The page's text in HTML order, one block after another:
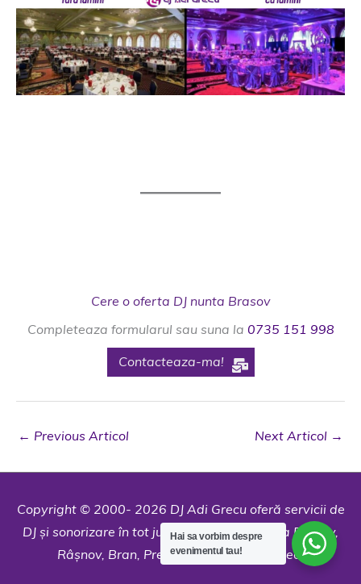
Cere o oferta DJ nunta Brasov
Completeaza formularul sau suna la 0735 151 998
Contacteaza-ma!
← Previous Articol Next Articol →
Copyright © 2000- 2026 DJ Adi Grecu oferă servicii de
DJ și sonorizare în tot județul: Brașov, Poiana Brașov,
Râșnov, Bran, Predeal, Moieciu și Codlea.
Hai sa vorbim despre
evenimentul tau!